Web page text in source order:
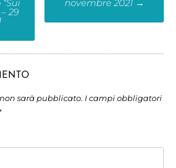
29
novembre 2021 →
sarà pubblicato. I campi obbligatori